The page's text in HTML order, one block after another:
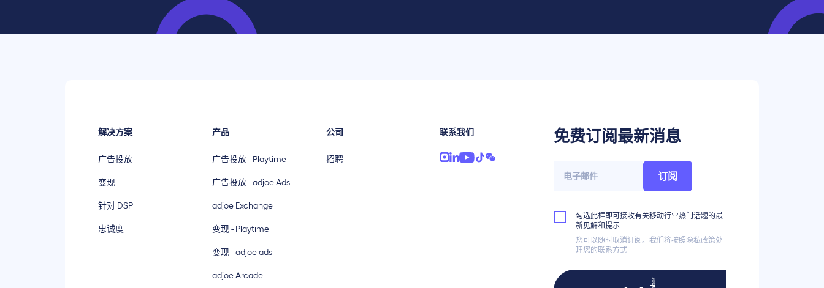
免费订阅最新消息
订阅
勾选此框即可接收有关移动行业热门话题的最
新见解和提示
您可以随时取消订阅。我们将按照隐私政策处
理您的联系方式
解决方案
广告投放
变现
针对 DSP
忠诚度
产品
广告投放 - Playtime
广告投放 - adjoe Ads
adjoe Exchange
变现 - Playtime
变现 - adjoe ads
adjoe Arcade
公司
招聘
联系我们